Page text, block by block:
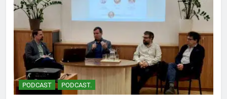
PODCAST PODCAST.